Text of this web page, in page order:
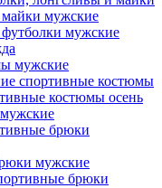
мужские
мужские
мужские
спортивные костюмы
костюмы осень
брюки
мужские
брюки